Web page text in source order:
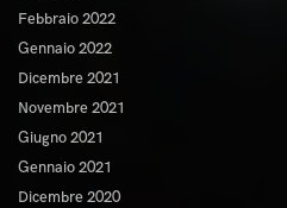
Febbraio 2022
Gennaio 2022
Dicembre 2021
Novembre 2021
Giugno 2021
Gennaio 2021
Dicembre 2020